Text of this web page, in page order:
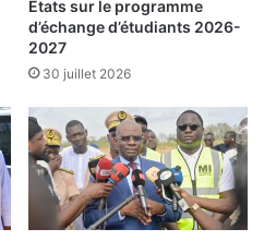
États sur le programme
d’échange d’étudiants 2026-
2027
30 juillet 2026